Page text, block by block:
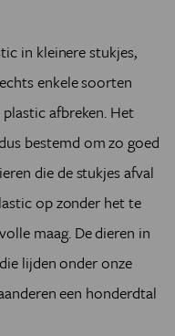
in kleinere stukjes,
enkele soorten
afbreken. Het
bestemd om zo goed
die de stukjes afval
op zonder het te
maag. De dieren in
lijden onder onze
een honderdtal